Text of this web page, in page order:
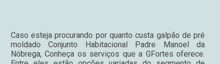
Caso esteja procurando por quanto custa galpão de pré
moldado Conjunto Habitacional Padre Manoel da
Nóbrega, Conheça os serviços que a GFortes oferece.